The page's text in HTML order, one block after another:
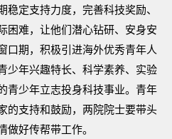
定支持力度，完善科技奖励、
困难，让他们潜心钻研、安身安
口期，积极引进海外优秀青年人
少年兴趣特长、科学素养、实验
青少年立志投身科技事业。青年
的支持和鼓励，两院院士要带头
做好传帮带工作。